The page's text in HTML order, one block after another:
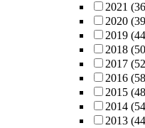
2021
2020
2019
2018
2017
2016
2015
2014
2013